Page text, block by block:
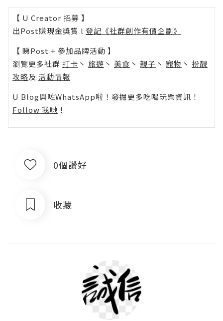
【 U Creator 招募 】
出Post賺現金獎賞 l 登記《社群創作有價企劃》
【 睇Post + 參加品牌活動 】
瀏覽更多社群 打卡 丶 旅遊 丶 美食 丶 親子 丶 寵物 丶 扮靚
攻略及 活動情報
U Blog開咗WhatsApp啦！發掘更多吃喝玩樂資訊！
Follow 我哋 ！
0個讚好
收藏